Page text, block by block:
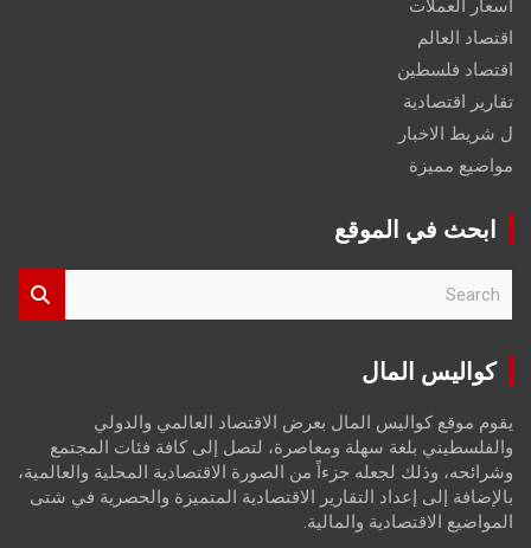
اسعار العملات
اقتصاد العالم
اقتصاد فلسطين
تقارير اقتصادية
ل شريط الاخبار
مواضيع مميزة
ابحث في الموقع
r
كواليس المال
يقوم موقع كواليس المال بعرض الاقتصاد العالمي والدولي
والفلسطيني بلغة سهلة ومعاصرة، لتصل إلى كافة فئات المجتمع
وشرائحه، وذلك لجعله جزءاً من الصورة الاقتصادية المحلية والعالمية،
بالإضافة إلى إعداد التقارير الاقتصادية المتميزة والحصرية في شتى
المواضيع الاقتصادية والمالية.